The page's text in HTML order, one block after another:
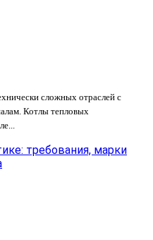
сложных отраслей с
Котлы тепловых
требования, марки